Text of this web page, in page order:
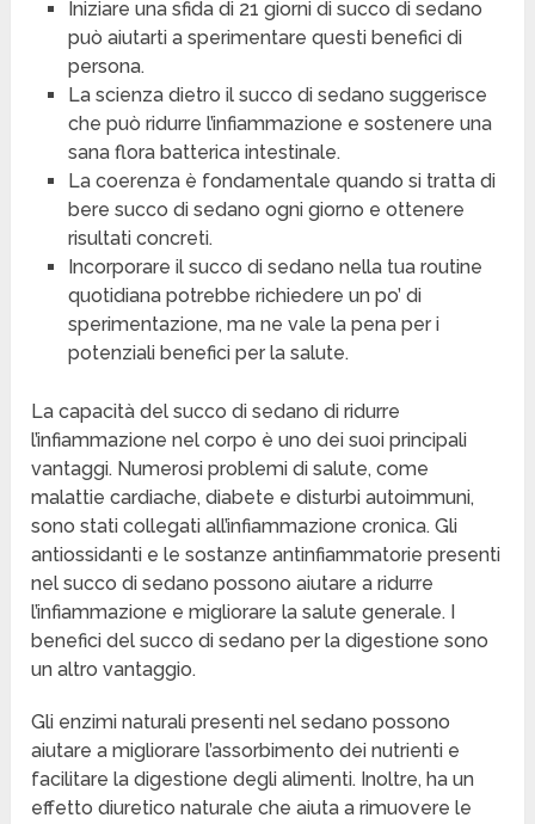
Iniziare una sfida di 21 giorni di succo di sedano
può aiutarti a sperimentare questi benefici di
persona.
La scienza dietro il succo di sedano suggerisce
che può ridurre l’infiammazione e sostenere una
sana flora batterica intestinale.
La coerenza è fondamentale quando si tratta di
bere succo di sedano ogni giorno e ottenere
risultati concreti.
Incorporare il succo di sedano nella tua routine
quotidiana potrebbe richiedere un po’ di
sperimentazione, ma ne vale la pena per i
potenziali benefici per la salute.
La capacità del succo di sedano di ridurre
l’infiammazione nel corpo è uno dei suoi principali
vantaggi. Numerosi problemi di salute, come
malattie cardiache, diabete e disturbi autoimmuni,
sono stati collegati all’infiammazione cronica. Gli
antiossidanti e le sostanze antinfiammatorie presenti
nel succo di sedano possono aiutare a ridurre
l’infiammazione e migliorare la salute generale. I
benefici del succo di sedano per la digestione sono
un altro vantaggio.
Gli enzimi naturali presenti nel sedano possono
aiutare a migliorare l’assorbimento dei nutrienti e
facilitare la digestione degli alimenti. Inoltre, ha un
effetto diuretico naturale che aiuta a rimuovere le